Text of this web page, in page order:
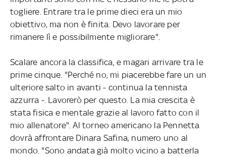
togliere. Entrare tra le prime dieci era un mio
obiettivo, ma non è finita. Devo lavorare per
rimanere lì e possibilmente migliorare".
Scalare ancora la classifica, e magari arrivare tra le
prime cinque. "Perché no, mi piacerebbe fare un un
ulteriore salto in avanti - continua la tennista
azzurra -. Lavorerò per questo. La mia crescita è
stata fisica e mentale grazie al lavoro fatto con il
mio allenatore". Al torneo americano la Pennetta
dovrà affrontare Dinara Safina, numero uno al
mondo. "Sono andata già molto vicino a batterla